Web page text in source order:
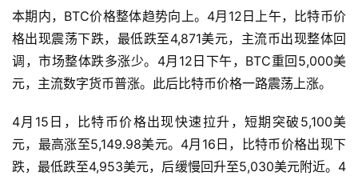
本期内，BTC价格整体趋势向上。4月12日上午，比特币价
格出现震荡下跌，最低跌至4,871美元，主流币出现整体回
调，市场整体跌多涨少。4月12日下午，BTC重回5,000美
元，主流数字货币普涨。此后比特币价格一路震荡上涨。
4月15日，比特币价格出现快速拉升，短期突破5,100美
元，最高涨至5,149.98美元。4月16日，比特币价格出现下
跌，最低跌至4,953美元，后缓慢回升至5,030美元附近。4